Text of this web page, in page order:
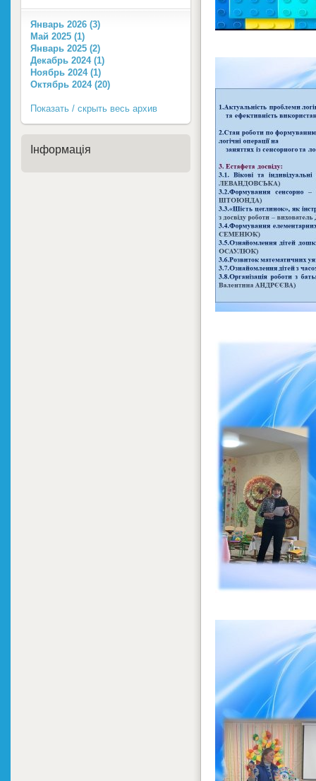
Январь 2026 (3)
Май 2025 (1)
Январь 2025 (2)
Декабрь 2024 (1)
Ноябрь 2024 (1)
Октябрь 2024 (20)
Показать / скрыть весь архив
Інформація